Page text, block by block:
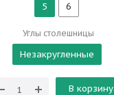
5 6
Углы столешницы
Незакругленные
В корзину